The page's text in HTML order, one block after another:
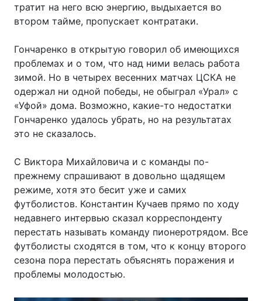
тратит на него всю энергию, выдыхается во
втором тайме, пропускает контратаки.
Гончаренко в открытую говорил об имеющихся
проблемах и о том, что над ними велась работа
зимой. Но в четырех весенних матчах ЦСКА не
одержал ни одной победы, не обыграл «Урал» с
«Уфой» дома. Возможно, какие-то недостатки
Гончаренко удалось убрать, но на результатах
это не сказалось.
С Виктора Михайловича и с команды по-
прежнему спрашивают в довольно щадящем
режиме, хотя это бесит уже и самих
футболистов. Константин Кучаев прямо по ходу
недавнего интервью сказал корреспонденту
перестать называть команду пионеротрядом. Все
футболисты сходятся в том, что к концу второго
сезона пора перестать объяснять поражения и
проблемы молодостью.